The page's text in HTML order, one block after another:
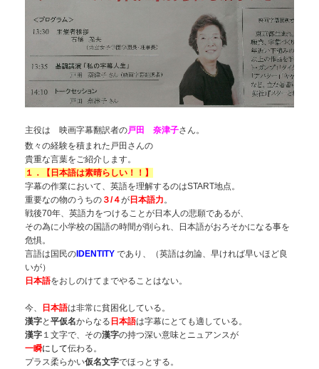
主役は 映画字幕翻訳者の戸田 奈津子さん。
数々の経験を積まれた戸田さんの
貴重な言葉をご紹介します。
１．【日本語は素晴らしい！！】
字幕の作業において、英語を理解するのはSTART地点。
重要なの物のうちの ３/４が 日本語力。
戦後70年、英語力をつけることが日本人の悲願であるが、
その為に小学校の国語の時間が削られ、日本語がおろそかになる事を
危惧。
言語は国民の IDENTITY であり、（英語は勿論、早ければ早いほど良
いが）
日本語をおしのけてまでやることはない。
今、 日本語は非常に貧困化している。
漢字と 平仮名からなる 日本語は字幕にとても適している。
漢字 １文字で、その漢字の持つ深い意味とニュアンスが
一瞬にして伝わる。
プラス柔らかい仮名文字でほっとする。